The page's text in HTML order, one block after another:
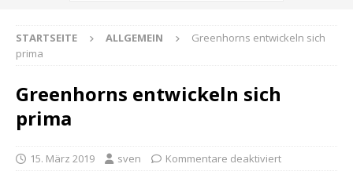
STARTSEITE ALLGEMEIN
Greenhorns entwickeln sich
prima
Greenhorns entwickeln sich
prima
15. März 2019 sven Kommentare deaktiviert